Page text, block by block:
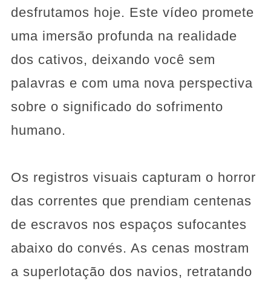
desfrutamos hoje. Este vídeo promete
uma imersão profunda na realidade
dos cativos, deixando você sem
palavras e com uma nova perspectiva
sobre o significado do sofrimento
humano.
Os registros visuais capturam o horror
das correntes que prendiam centenas
de escravos nos espaços sufocantes
abaixo do convés. As cenas mostram
a superlotação dos navios, retratando